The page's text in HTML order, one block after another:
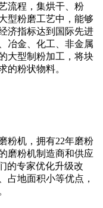
流程，集烘干、粉
型粉磨工艺中，能够
济指标达到国际先进
冶金、化工、非金属
大型制粉加工，将块
的粉状物料。
粉机，拥有22年磨粉
磨粉机制造商和供应
的专家优化升级改
占地面积小等优点，